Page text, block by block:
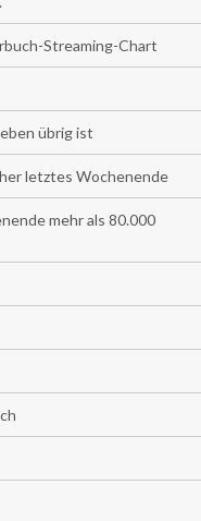
Streaming-Chart
übrig ist
letztes Wochenende
mehr als 80.000